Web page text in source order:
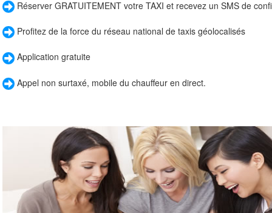
Réserver GRATUITEMENT votre TAXI et recevez un SMS de
Profitez de la force du réseau national de taxis géolocalisés
Application gratuite
Appel non surtaxé, mobile du chauffeur en direct.